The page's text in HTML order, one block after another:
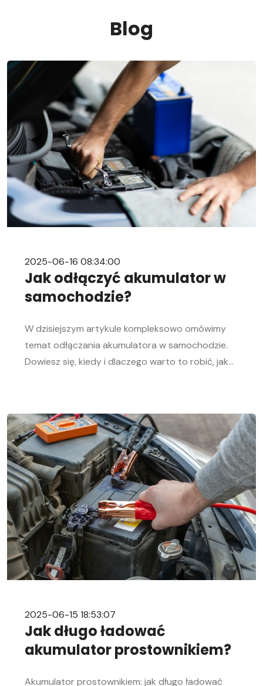
Blog
2025-06-16 08:34:00
Jak odłączyć akumulator w
samochodzie?
W dzisiejszym artykule kompleksowo omówimy
temat odłączania akumulatora w samochodzie.
Dowiesz się, kiedy i dlaczego warto to robić, jak
pomoże Ci sprawnie przeprowadzić tę czynność,
niezależnie od Twojego doświadczenia w
mechanice samochodowej. Objawy
rozładowanego akumulatora Rozładowanie
akumulatora w aucie to problem, którego żaden
kierowca […]
2025-06-15 18:53:07
Jak długo ładować
akumulator prostownikiem?
Akumulator prostownikiem: jak długo ładować